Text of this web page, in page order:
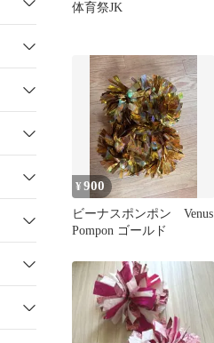
体育祭JK
¥900
ビーナスポンポン Venus
Pompon ゴールド